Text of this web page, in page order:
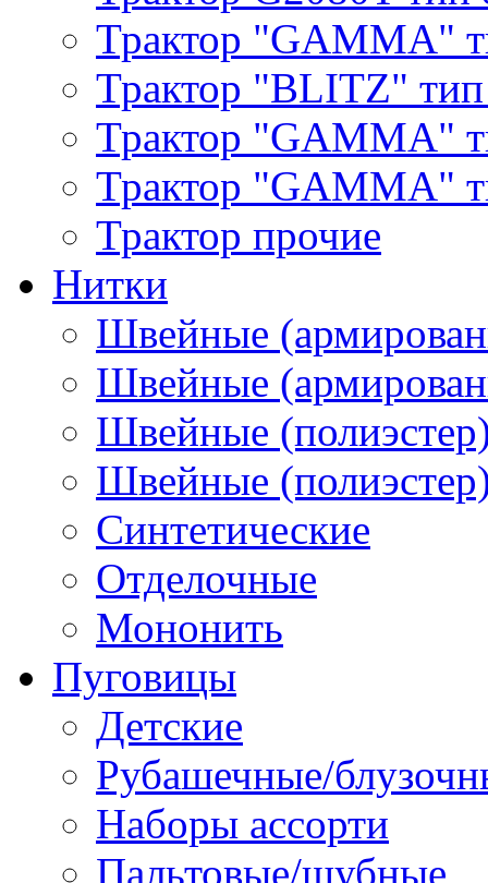
Трактор "GAMMA"
Трактор "BLITZ"
Трактор "GAMMA"
Трактор "GAMMA"
Трактор прочие
Нитки
Швейные
Швейные
Швейные
Швейные
Синтетические
Отделочные
Мононить
Пуговицы
Детские
Рубашечные/
Наборы ассорти
Пальтовые/шубные